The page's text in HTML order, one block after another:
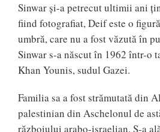
Sinwar și-a petrecut ultimii ani
fiind fotografiat, Deif este o
umbră, care nu a fost văzută în
Sinwar s-a născut în 1962 într-o
Khan Younis, sudul Gazei.
Familia sa a fost strămutată din
palestinian din Aschelonul de
războiului arabo-israelian. S-a